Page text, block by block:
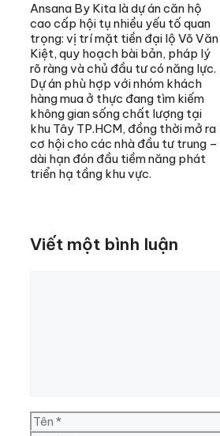
Ansana By Kita là dự án căn hộ
cao cấp hội tụ nhiều yếu tố quan
trọng: vị trí mặt tiền đại lộ Võ Văn
Kiệt, quy hoạch bài bản, pháp lý
rõ ràng và chủ đầu tư có năng lực.
Dự án phù hợp với nhóm khách
hàng mua ở thực đang tìm kiếm
không gian sống chất lượng tại
khu Tây TP.HCM, đồng thời mở ra
cơ hội cho các nhà đầu tư trung –
dài hạn đón đầu tiềm năng phát
triển hạ tầng khu vực.
Viết một bình luận
Tên